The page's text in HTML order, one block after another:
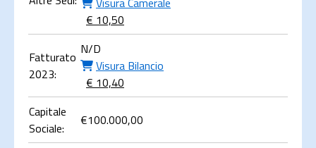
€ 10,50
Fatturato
2023:
N/D
Visura Bilancio
€ 10,40
Capitale
Sociale:
€100.000,00